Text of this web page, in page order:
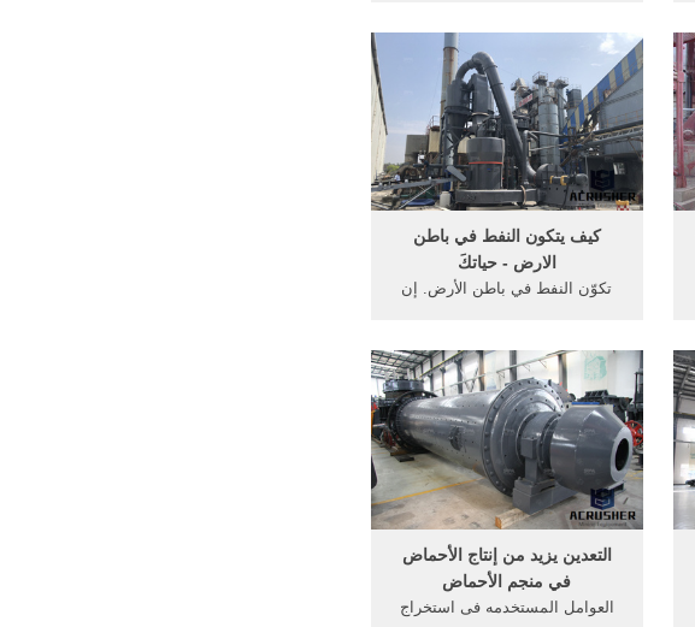
النمطي لخامات الذهب في مناجم
تعدين سطحي هو 1-5 جزء في
المليون (ppm)، في ...
كيف يتكون النفط في باطن
الارض - حياتكَ
تكوّن النفط في باطن الأرض. إن
تشكّلت من بقايا الحيوانات والنباتات
الميتة، والتي غالبًا ما تكون بحرية،
ويرى بعض العلماء أنّ ...
التعدين يزيد من إنتاج الأحماض
في منجم الأحماض
العوامل المستخدمه فى استخراج